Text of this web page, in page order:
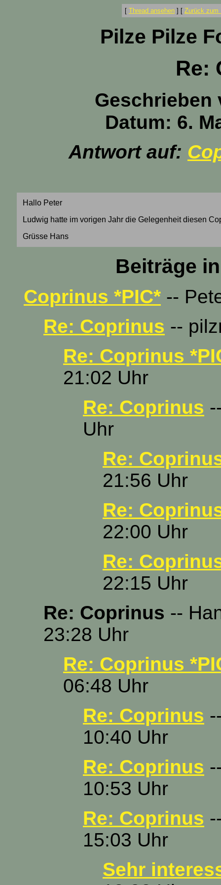
[ Thread ansehen ] [ Zurück zum
Pilze Pilze
Re:
Datum: 6.
Antwort auf:
Hallo Peter
Ludwig hatte im vorigen Jahr die Gelegenheit diesen
Grüsse Hans
Beiträge
Coprinus *PIC* --
Re: Coprinus --
Re: Coprinus
21:02 Uhr
Re: Coprinus
Uhr
Re:
21:56 Uhr
Re:
22:00 Uhr
Re:
22:15 Uhr
Re: Coprinus --
23:28 Uhr
Re: Coprinus
06:48 Uhr
Re: Coprinus
10:40 Uhr
Re: Coprinus
10:53 Uhr
Re: Coprinus
15:03 Uhr
Sehr